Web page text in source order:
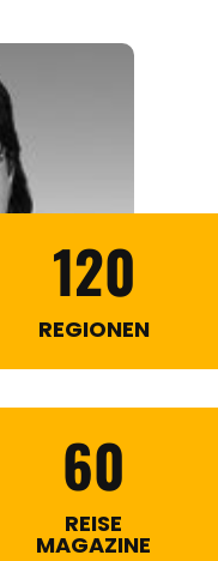
120
REGIONEN
60
REISE
MAGAZINE